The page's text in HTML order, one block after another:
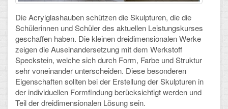
Schulalbum
SCHULLEBEN
Kollegium
Schulleitung
Die Acrylglashauben schützen die Skulpturen, die die
Schülerinnen und Schüler des aktuellen Leistungskurses
geschaffen haben. Die kleinen dreidimensionalen Werke
zeigen die Auseinandersetzung mit dem Werkstoff
Speckstein, welche sich durch Form, Farbe und Struktur
sehr voneinander unterscheiden. Diese besonderen
Eigenschaften sollten bei der Erstellung der Skulpturen in
der individuellen Formfindung berücksichtigt werden und
Teil der dreidimensionalen Lösung sein.